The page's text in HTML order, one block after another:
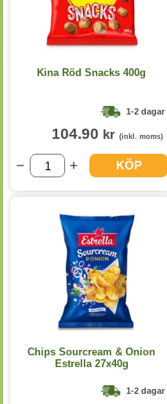
Kina Röd Snacks 400g
1-2 dagar
104.90 kr (inkl. moms)
KÖP
Chips Sourcream & Onion
Estrella 27x40g
1-2 dagar